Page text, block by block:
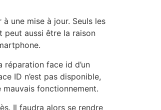
une mise à jour. Seuls les
peut aussi être la raison
face id d’un
ID n’est pas disponible,
mauvais fonctionnement.
Il faudra alors se rendre